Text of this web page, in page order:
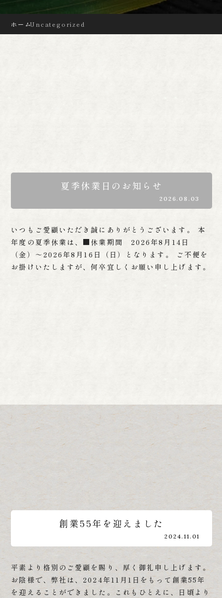
ホームUncategorized
夏季休業日のお知らせ
2026.08.03
いつもご愛顧いただき誠にありがとうございます。 本
年度の夏季休業は、■休業期間 2026年8月14日
（金）～2026年8月16日（日）となります。 ご不便を
お掛けいたしますが、何卒宜しくお願い申し上げます。
創業55年を迎えました
2024.11.01
平素より格別のご愛顧を賜り、厚く御礼申し上げます。
お陰様で、弊社は、2024年11月1日をもって創業55年
を迎えることができました。これもひとえに、日頃より